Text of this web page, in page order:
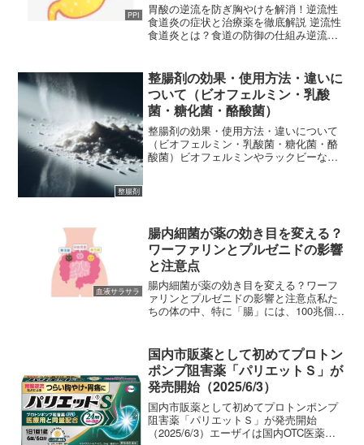
PPI
胃酸の逆流を防ぎ胸やけを解消！逆流性
食道炎の症状と治療薬を徹底解説 逆流性
食道炎とは？食道の防御の仕組み逆流性
たり、「胸やけ」などの不快な症状が現
れる病気です。胃酸は非...
整腸剤
整腸剤の効果・使用方法・違いに
ついて（ビオフェルミン・乳酸
菌・糖化菌・酪酸菌）
整腸剤の効果・使用方法・違いについて
（ビオフェルミン・乳酸菌・糖化菌・酪
酸菌）ビオフェルミンやラックビーな
血液サラサラ
腸内細菌が薬の効き目を変える？
ワーファリンとプルゼニドの影響
と注意点
腸内細菌が薬の効き目を変える？ワーフ
ァリンとプルゼニドの影響と注意点私た
ちの体の中、特に「腸」には、100兆個以
的になり、健康や美容のために腸内環境
を整えることの大切さ...
国内市販薬として初めてプロトン
ポンプ阻害薬「パリエットＳ」が
発売開始（2025/6/3）
国内市販薬として初めてプロトンポンプ
阻害薬「パリエットＳ」が発売開始
（2025/6/3）エーザイは国内OTC医薬品